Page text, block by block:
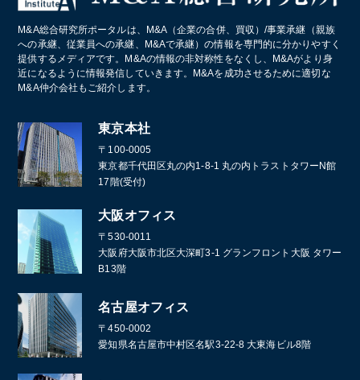
M&A総合研究所ポータルは、M&A（企業の合併、買収）/事業承継（親族
への承継、従業員への承継、M&Aで承継）の情報を専門的に分かりやすく
提供するメディアです。M&Aの情報の非対称性をなくし、M&Aがより身
近になるように情報発信していきます。M&Aを成功させるために適切な
M&A仲介会社もご紹介します。
東京本社
〒100-0005
東京都千代田区丸の内1-8-1 丸の内トラストタワーN館
17階(受付)
大阪オフィス
〒530-0011
大阪府大阪市北区大深町3-1 グランフロント大阪 タワー
B13階
名古屋オフィス
〒450-0002
愛知県名古屋市中村区名駅3-22-8 大東海ビル8階